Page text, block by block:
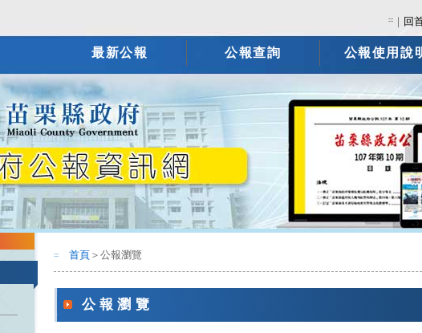
::: 回
最新公報 公報查詢 公報使用說
::: 首頁 ＞公報瀏覽
公報瀏覽